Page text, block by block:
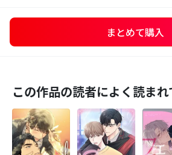
まとめて購入
この作品の読者によく読ま